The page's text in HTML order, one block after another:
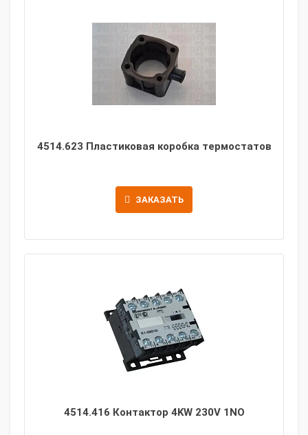
4514.623 Пластиковая коробка термостатов
ЗАКАЗАТЬ
4514.416 Контактор 4KW 230V 1NO